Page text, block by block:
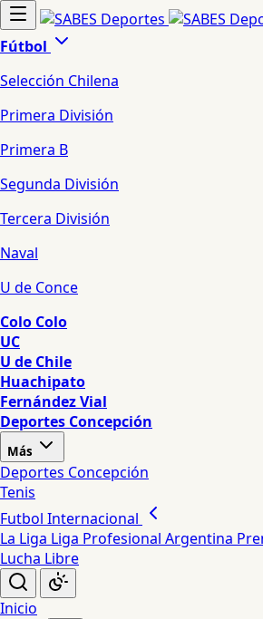
Fútbol
Selección Chilena
Primera División
Primera B
Segunda División
Tercera División
Naval
U de Conce
Colo Colo
UC
U de Chile
Huachipato
Fernández Vial
Deportes Concepción
Más
Deportes Concepción
Tenis
Futbol Internacional
La Liga Liga Profesional Argentina
Lucha Libre
Inicio